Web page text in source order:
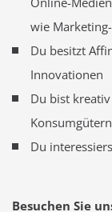
wie
Du besitzt
Innovationen
Du bist
Du
Besuchen Sie